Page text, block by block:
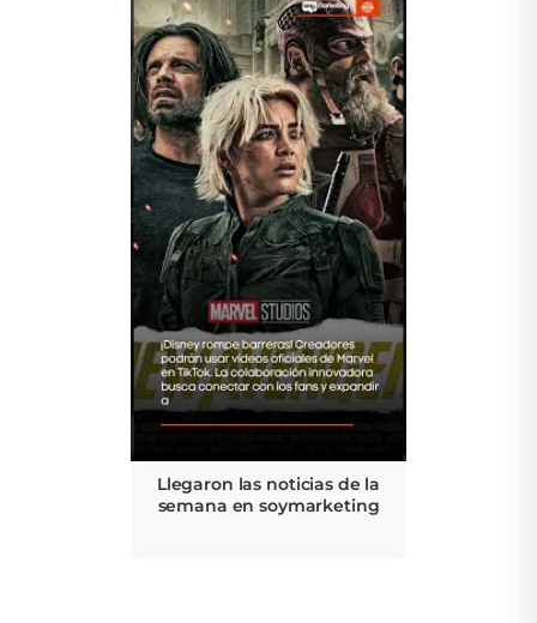
Llegaron las noticias de la
semana en soymarketing